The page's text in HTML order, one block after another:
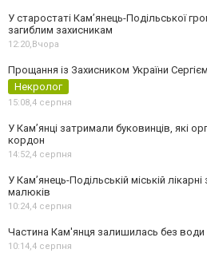
У старостаті Кам’янець-Подільської
загиблим захисникам
12:20, Вчора
Прощання із Захисником України
Некролог
15:08,4 серпня
У Кам’янці затримали буковинців, які
кордон
14:52,4 серпня
У Кам’янець-Подільській міській
малюків
10:24,4 серпня
Частина Кам'янця залишилась без води
10:14,4 серпня